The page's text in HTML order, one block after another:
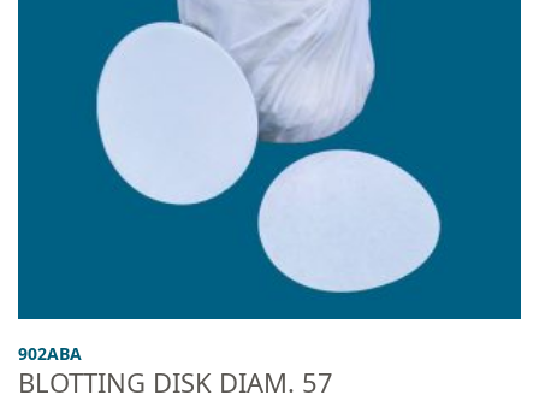
902ABA
BLOTTING DISK DIAM. 57